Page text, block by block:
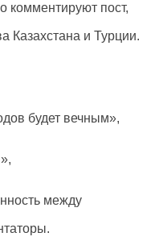
комментируют пост,
Казахстана и Турции.
будет вечным»,
между